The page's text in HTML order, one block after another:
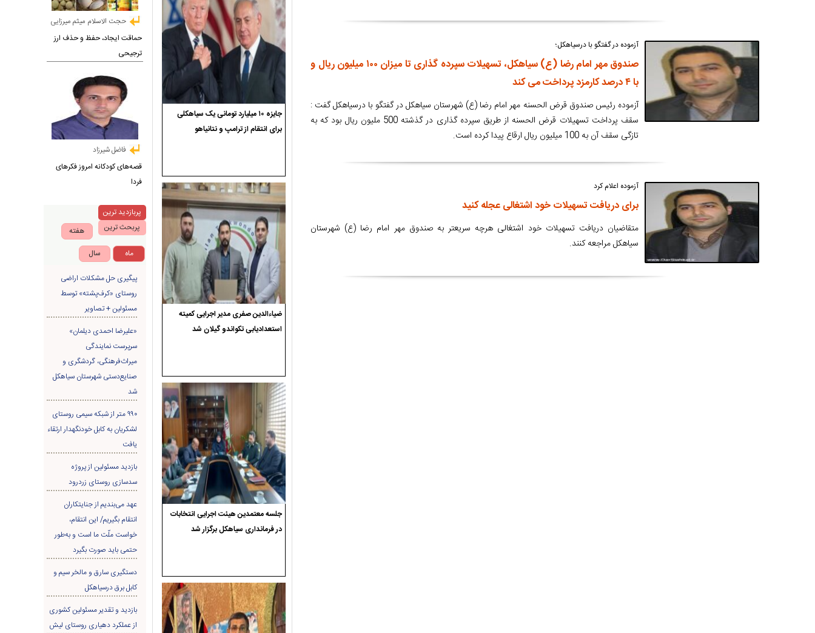
آزموده در گفتگو با درسیاهکل؛
صندوق مهر امام رضا (ع) سیاهکل، تسهیلات سپرده گذاری تا میزان ۱۰۰ میلیون ریال و
با ۴ درصد کارمزد پرداخت می کند
آزموده رئیس صندوق قرض الحسنه مهر امام رضا (ع) شهرستان سیاهکل در گفتگو با درسیاهکل گفت :
سقف پرداخت تسهیلات قرض الحسنه از طریق سپرده گذاری در گذشته 500 ملیون ریال بود که به
تازگی سقف آن به 100 میلیون ریال ارقاع پیدا کرده است.
آزموده اعلام کرد
برای دریافت تسهیلات خود اشتغالی عجله کنید
متقاضیان دریافت تسهیلات خود اشتغالی هرچه سریعتر به صندوق مهر امام رضا (ع) شهرستان
سیاهکل مراجعه کنند.
جایزه ۱۰ میلیارد تومانی یک سیاهکلی
برای انتقام از ترامپ و نتانیاهو
ضیاءالدین صفری مدیر اجرایی کمیته
استعدادیابی تکواندو گیلان شد
جلسه معتمدین هیئت اجرایی انتخابات
در فرمانداری سیاهکل برگزار شد
حجت الاسلام میثم میرزایی
حماقت ایجاد، حفظ و حذف ارز
ترجیحی
فاضل شیرزاد
قصه‌های کودکانه امروز فکرهای
فردا
پربازدید ترین
پربحث ترین
هفته
ماه
سال
پیگیری حل مشکلات اراضی
روستای «کرف‌پشته» توسط
مسئولین + تصاویر
«علیرضا احمدی دیلمان»
سرپرست نمایندگی
میراث‌فرهنگی، گردشگری و
صنایع‌دستی شهرستان سیاهکل
شد
۹۹۰ متر از شبکه سیمی روستای
لشکریان به کابل خودنگهدار ارتقاء
یافت
بازدید مسئولین از پروژه
سدسازی روستای زردرود
عهد می‌بندیم از جنایتکاران
انتقام بگیریم/ این انتقام،
خواست ملّت ما است و به‌طور
حتمی باید صورت بگیرد
دستگیری سارق و مالخر سیم و
کابل برق درسیاهکل
بازدید و تقدیر مسئولین کشوری
از عملکرد دهیاری روستای لیش